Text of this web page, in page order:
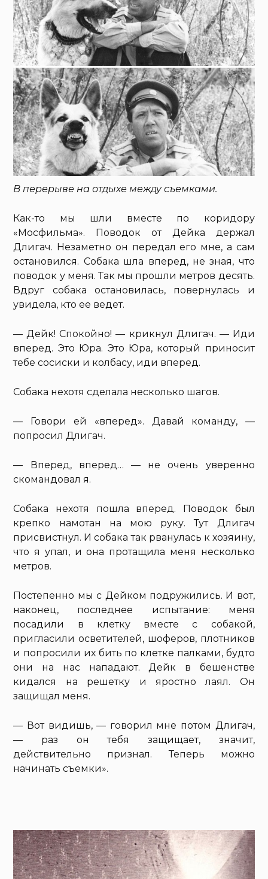
В перерыве на отдыхе между съемками.
Как-то мы шли вместе по коридору
«Мосфильма». Поводок от Дейка держал
Длигач. Незаметно он передал его мне, а сам
остановился. Собака шла вперед, не зная, что
поводок у меня. Так мы прошли метров десять.
Вдруг собака остановилась, повернулась и
увидела, кто ее ведет.
— Дейк! Спокойно! — крикнул Длигач. — Иди
вперед. Это Юра. Это Юра, который приносит
тебе сосиски и колбасу, иди вперед.
Собака нехотя сделала несколько шагов.
— Говори ей «вперед». Давай команду, —
попросил Длигач.
— Вперед, вперед… — не очень уверенно
скомандовал я.
Собака нехотя пошла вперед. Поводок был
крепко намотан на мою руку. Тут Длигач
присвистнул. И собака так рванулась к хозяину,
что я упал, и она протащила меня несколько
метров.
Постепенно мы с Дейком подружились. И вот,
наконец, последнее испытание: меня
посадили в клетку вместе с собакой,
пригласили осветителей, шоферов, плотников
и попросили их бить по клетке палками, будто
они на нас нападают. Дейк в бешенстве
кидался на решетку и яростно лаял. Он
защищал меня.
— Вот видишь, — говорил мне потом Длигач,
— раз он тебя защищает, значит,
действительно признал. Теперь можно
начинать съемки».